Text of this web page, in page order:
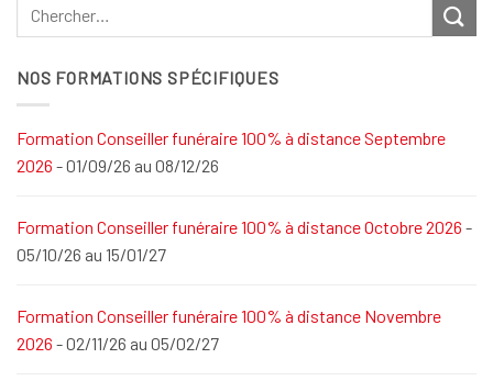
NOS FORMATIONS SPÉCIFIQUES
Formation Conseiller funéraire 100% à distance Septembre
2026 - 01/09/26 au 08/12/26
Formation Conseiller funéraire 100% à distance Octobre 2026 -
05/10/26 au 15/01/27
Formation Conseiller funéraire 100% à distance Novembre
2026 - 02/11/26 au 05/02/27